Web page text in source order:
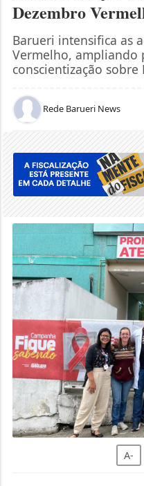
Dezembro
Barueri intensifica as
Vermelho, ampliando
conscientização sobre
Rede Barueri News
A-